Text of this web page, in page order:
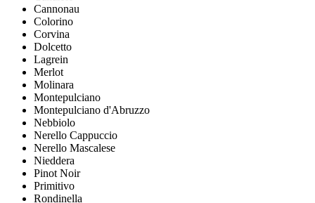
Cannonau
Colorino
Corvina
Dolcetto
Lagrein
Merlot
Molinara
Montepulciano
Montepulciano d'Abruzzo
Nebbiolo
Nerello Cappuccio
Nerello Mascalese
Nieddera
Pinot Noir
Primitivo
Rondinella